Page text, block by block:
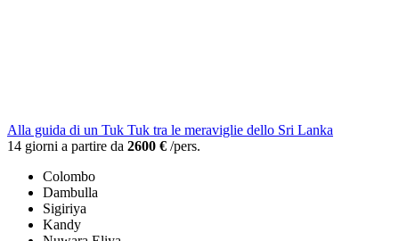
Alla guida di un Tuk Tuk tra le meraviglie dello Sri Lanka
14 giorni a partire da 2600 € /pers.
Colombo
Dambulla
Sigiriya
Kandy